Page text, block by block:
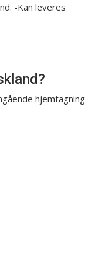
-Kan leveres
hjemtagning